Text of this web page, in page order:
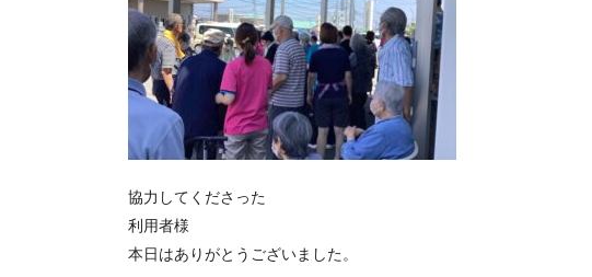
協力してくださった
利用者様
本日はありがとうございました。